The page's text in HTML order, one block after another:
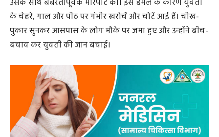
उसके साथ बर्बरतापूर्वक मारपीट की। इस हमले के कारण युवती
के चेहरे, गाल और पीठ पर गंभीर खरोचें और चोटें आई हैं। चीख-
पुकार सुनकर आसपास के लोग मौके पर जमा हुए और उन्होंने बीच-
बचाव कर युवती की जान बचाई।